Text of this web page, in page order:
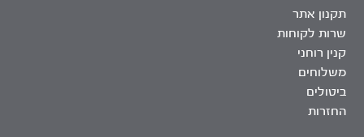
תקנון אתר
שרות לקוחות
קנין רוחני
משלוחים
ביטולים
החזרות